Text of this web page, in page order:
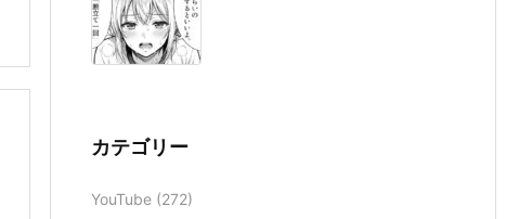
カテゴリー
YouTube (272)